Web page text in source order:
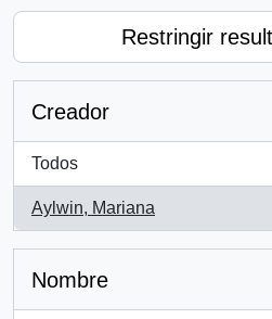
Restringir
Creador
Todos
Aylwin, Mariana
, 1 resultados
Nombre